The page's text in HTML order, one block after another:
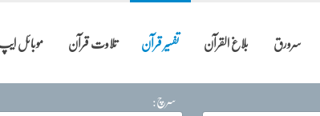
سرورق بلاغ القرآن تفسیر قرآن تلاوت قرآن موبائل
سرچ: